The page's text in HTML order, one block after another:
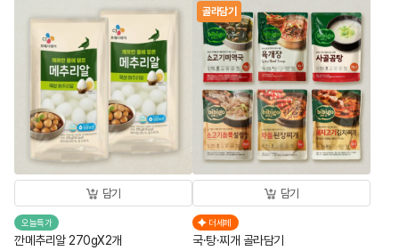
담기
오늘특가
깐메추리알 270gX2개
골라담기
담기
더세페
국·탕·찌개 골라담기